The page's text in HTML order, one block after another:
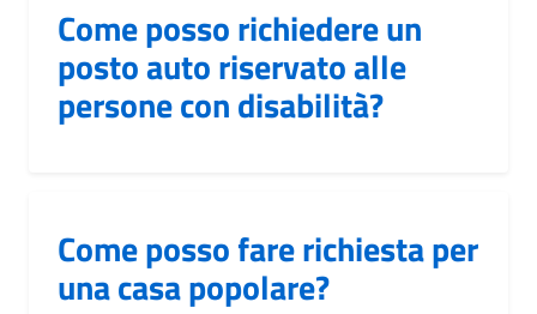
Come posso richiedere un
posto auto riservato alle
persone con disabilità?
Come posso fare richiesta per
una casa popolare?